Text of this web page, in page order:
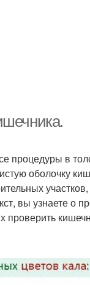
процедуры в
оболочку
вы узнаете о
проверить